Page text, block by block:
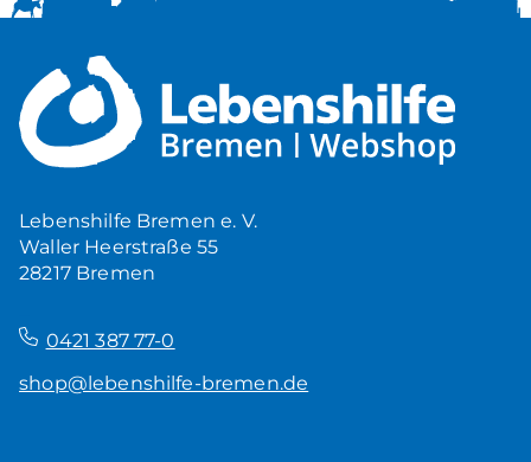
Lebenshilfe Bremen e. V.
Waller Heerstraße 55
28217 Bremen
0421 387 77-0
shop@lebenshilfe-bremen.de